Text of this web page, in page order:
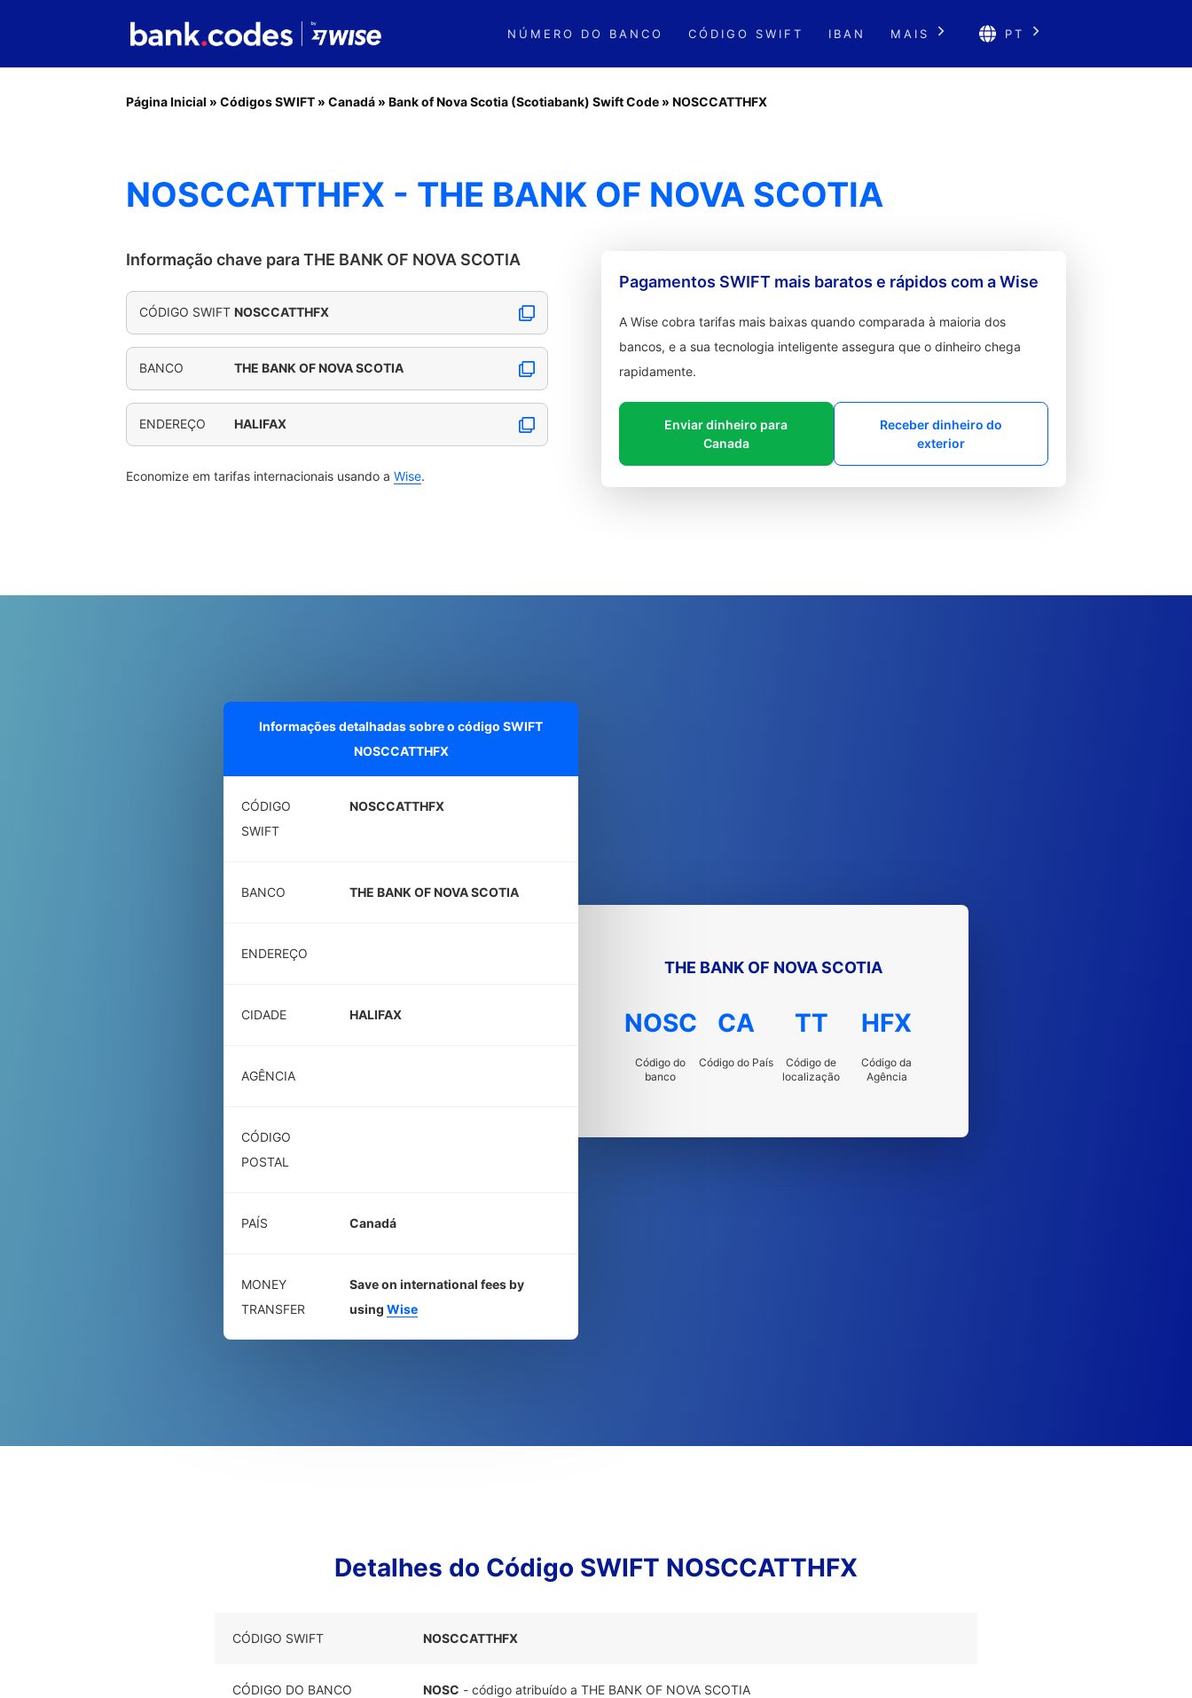
NÚMERO DO BANCO CÓDIGO SWIFT IBAN MAIS PT
Página Inicial » Códigos SWIFT » Canadá » Bank of Nova Scotia (Scotiabank) Swift Code » NOSCCATTHFX
NOSCCATTHFX - THE BANK OF NOVA SCOTIA
Informação chave para THE BANK OF NOVA SCOTIA
CÓDIGO SWIFT NOSCCATTHFX
BANCO THE BANK OF NOVA SCOTIA
ENDEREÇO HALIFAX
Economize em tarifas internacionais usando a Wise.
Pagamentos SWIFT mais baratos e rápidos com a Wise
A Wise cobra tarifas mais baixas quando comparada à maioria dos
bancos, e a sua tecnologia inteligente assegura que o dinheiro chega
rapidamente.
Enviar dinheiro para
Canada
Receber dinheiro do
exterior
Informações detalhadas sobre o código SWIFT
NOSCCATTHFX
CÓDIGO
SWIFT
NOSCCATTHFX
BANCO THE BANK OF NOVA SCOTIA
ENDEREÇO
CIDADE HALIFAX
AGÊNCIA
CÓDIGO
POSTAL
PAÍS Canadá
MONEY
TRANSFER
Save on international fees by
using Wise
THE BANK OF NOVA SCOTIA
NOSC
Código do
banco
CA
Código do País
TT
Código de
localização
HFX
Código da
Agência
Detalhes do Código SWIFT NOSCCATTHFX
CÓDIGO SWIFT NOSCCATTHFX
CÓDIGO DO BANCO NOSC - código atribuído a THE BANK OF NOVA SCOTIA